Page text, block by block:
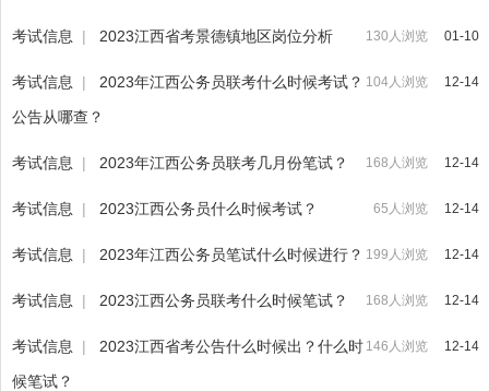
01-10
130人浏览
考试信息 | 2023江西省考景德镇地区岗位分析
12-14
104人浏览
考试信息 |
2023年江西公务员联考什么时候考试？
公告从哪查？
12-14
168人浏览
考试信息 | 2023年江西公务员联考几月份笔试？
12-14
65人浏览
考试信息 | 2023江西公务员什么时候考试？
12-14
199人浏览
考试信息 | 2023年江西公务员笔试什么时候进行？
12-14
168人浏览
考试信息 | 2023江西公务员联考什么时候笔试？
12-14
146人浏览
考试信息 |
2023江西省考公告什么时候出？什么时
候笔试？